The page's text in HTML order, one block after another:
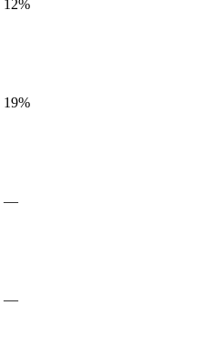
12%
19%
—
—